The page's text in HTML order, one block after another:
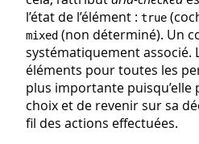
l’état de l’élément : true
mixed (non déterminé). Un
systématiquement associé.
éléments pour toutes les
plus importante puisqu’elle
choix et de revenir sur sa
fil des actions effectuées.